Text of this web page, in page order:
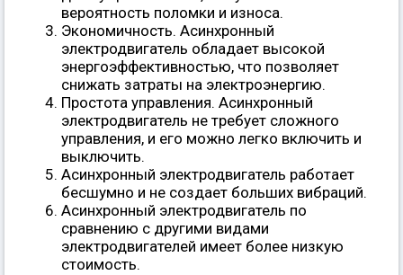
вероятность поломки и износа.
Экономичность. Асинхронный
электродвигатель обладает высокой
энергоэффективностью, что позволяет
снижать затраты на электроэнергию.
Простота управления. Асинхронный
электродвигатель не требует сложного
управления, и его можно легко включить и
выключить.
Асинхронный электродвигатель работает
бесшумно и не создает больших вибраций.
Асинхронный электродвигатель по
сравнению с другими видами
электродвигателей имеет более низкую
стоимость.